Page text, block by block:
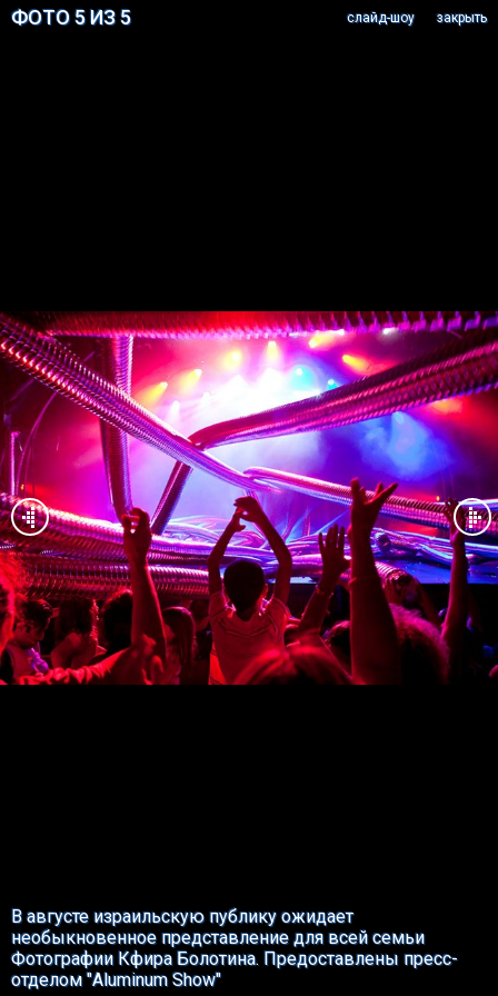
ФОТО 5 ИЗ 5 закрыть
cлайд-шоу
В августе израильскую публику ожидает
необыкновенное представление для всей семьи
Фотографии Кфира Болотина. Предоставлены пресс-
отделом "Aluminum Show"